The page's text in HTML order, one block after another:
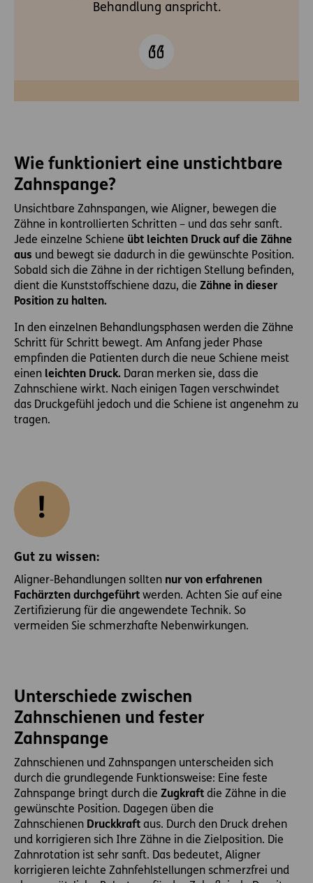
Behandlung anspricht.
Wie funktioniert eine unstichtbare
Zahnspange?
Unsichtbare Zahnspangen, wie Aligner, bewegen die
Zähne in kontrollierten Schritten – und das sehr sanft.
Jede einzelne Schiene übt leichten Druck auf die Zähne
aus und bewegt sie dadurch in die gewünschte Position.
Sobald sich die Zähne in der richtigen Stellung befinden,
dient die Kunststoffschiene dazu, die Zähne in dieser
Position zu halten.
In den einzelnen Behandlungsphasen werden die Zähne
Schritt für Schritt bewegt. Am Anfang jeder Phase
empfinden die Patienten durch die neue Schiene meist
einen leichten Druck. Daran merken sie, dass die
Zahnschiene wirkt. Nach einigen Tagen verschwindet
das Druckgefühl jedoch und die Schiene ist angenehm zu
tragen.
Gut zu wissen:
Aligner-Behandlungen sollten nur von erfahrenen
Fachärzten durchgeführt werden. Achten Sie auf eine
Zertifizierung für die angewendete Technik. So
vermeiden Sie schmerzhafte Nebenwirkungen.
Unterschiede zwischen
Zahnschienen und fester
Zahnspange
Zahnschienen und Zahnspangen unterscheiden sich
durch die grundlegende Funktionsweise: Eine feste
Zahnspange bringt durch die Zugkraft die Zähne in die
gewünschte Position. Dagegen üben die
Zahnschienen Druckkraft aus. Durch den Druck drehen
und korrigieren sich Ihre Zähne in die Zielposition. Die
Zahnrotation ist sehr sanft. Das bedeutet, Aligner
korrigieren leichte Zahnfehlstellungen schmerzfrei und